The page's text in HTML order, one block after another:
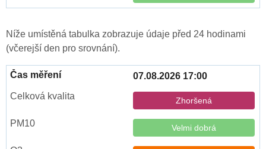
Níže umístěná tabulka zobrazuje údaje před 24 hodinami
(včerejší den pro srovnání).
07.08.2026 17:00
Zhoršená
Velmi dobrá